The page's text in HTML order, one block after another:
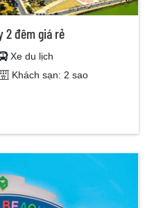
2 đêm giá rẻ
Xe du lịch
Khách sạn: 2 sao